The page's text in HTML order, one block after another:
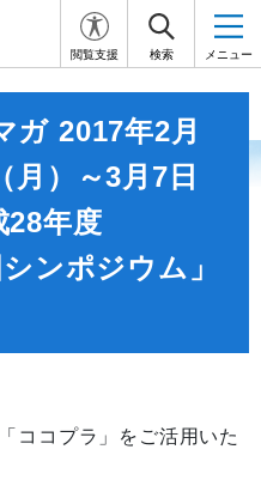
閲覧支援 検索 メニュー
ガ 2017年2月
月）～3月7日
28年度
ンポジウム」
ココプラ」をご活用いた